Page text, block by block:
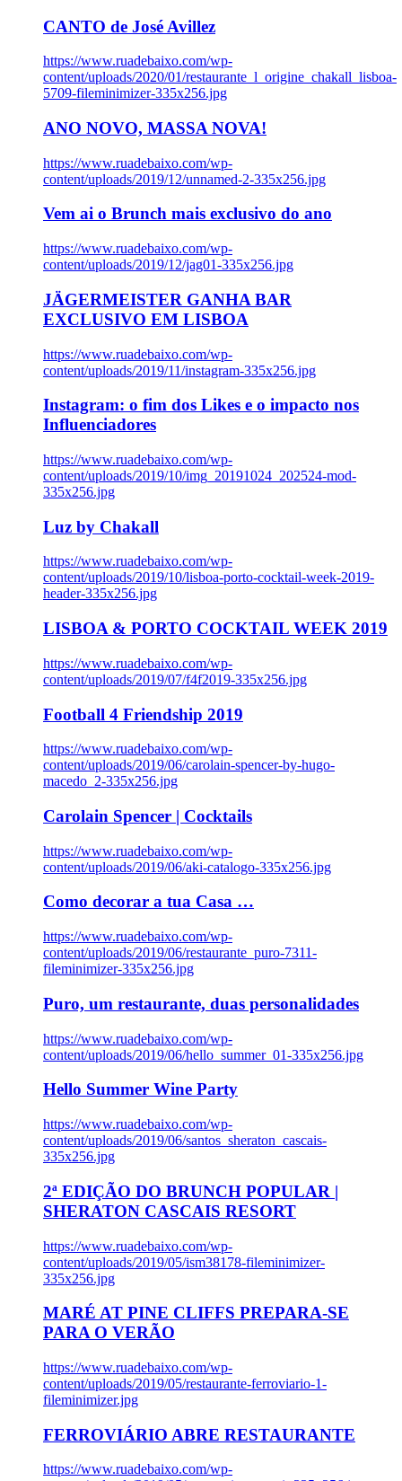
CANTO de José Avillez
https://www.ruadebaixo.com/wp-
content/uploads/2020/01/restaurante_l_origine_chakall_lisboa-
5709-fileminimizer-335x256.jpg
ANO NOVO, MASSA NOVA!
https://www.ruadebaixo.com/wp-
content/uploads/2019/12/unnamed-2-335x256.jpg
Vem ai o Brunch mais exclusivo do ano
https://www.ruadebaixo.com/wp-
content/uploads/2019/12/jag01-335x256.jpg
JÄGERMEISTER GANHA BAR
EXCLUSIVO EM LISBOA
https://www.ruadebaixo.com/wp-
content/uploads/2019/11/instagram-335x256.jpg
Instagram: o fim dos Likes e o impacto nos
Influenciadores
https://www.ruadebaixo.com/wp-
content/uploads/2019/10/img_20191024_202524-mod-
335x256.jpg
Luz by Chakall
https://www.ruadebaixo.com/wp-
content/uploads/2019/10/lisboa-porto-cocktail-week-2019-
header-335x256.jpg
LISBOA & PORTO COCKTAIL WEEK 2019
https://www.ruadebaixo.com/wp-
content/uploads/2019/07/f4f2019-335x256.jpg
Football 4 Friendship 2019
https://www.ruadebaixo.com/wp-
content/uploads/2019/06/carolain-spencer-by-hugo-
macedo_2-335x256.jpg
Carolain Spencer | Cocktails
https://www.ruadebaixo.com/wp-
content/uploads/2019/06/aki-catalogo-335x256.jpg
Como decorar a tua Casa …
https://www.ruadebaixo.com/wp-
content/uploads/2019/06/restaurante_puro-7311-
fileminimizer-335x256.jpg
Puro, um restaurante, duas personalidades
https://www.ruadebaixo.com/wp-
content/uploads/2019/06/hello_summer_01-335x256.jpg
Hello Summer Wine Party
https://www.ruadebaixo.com/wp-
content/uploads/2019/06/santos_sheraton_cascais-
335x256.jpg
2ª EDIÇÃO DO BRUNCH POPULAR |
SHERATON CASCAIS RESORT
https://www.ruadebaixo.com/wp-
content/uploads/2019/05/ism38178-fileminimizer-
335x256.jpg
MARÉ AT PINE CLIFFS PREPARA-SE
PARA O VERÃO
https://www.ruadebaixo.com/wp-
content/uploads/2019/05/restaurante-ferroviario-1-
fileminimizer.jpg
FERROVIÁRIO ABRE RESTAURANTE
https://www.ruadebaixo.com/wp-